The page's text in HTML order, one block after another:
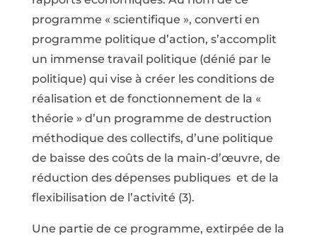
programme « scientifique », converti en
programme politique d’action, s’accomplit
un immense travail politique (dénié par le
politique) qui vise à créer les conditions de
réalisation et de fonctionnement de la «
théorie » d’un programme de destruction
méthodique des collectifs, d’une politique
de baisse des coûts de la main-d’œuvre, de
réduction des dépenses publiques et de la
flexibilisation de l’activité (3).
Une partie de ce programme, extirpée de la